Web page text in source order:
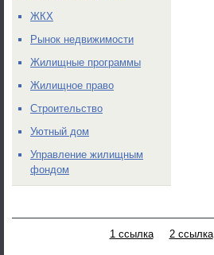
ЖКХ
Рынок недвижимости
Жилищные программы
Жилищное право
Строительство
Уютный дом
Управление жилищным
фондом
1 ссылка 2 ссылка